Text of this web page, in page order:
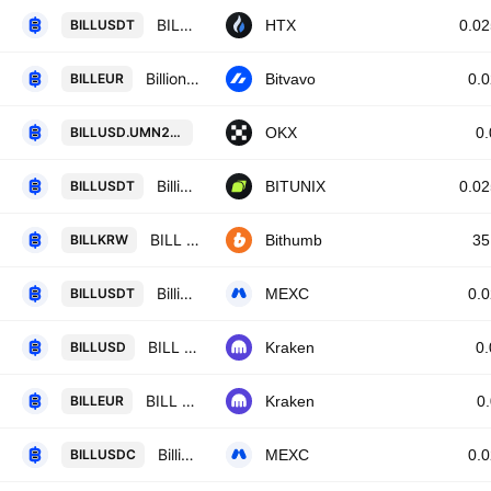
BILLUSDT BILL / Tether USD HTX
BILLEUR Billions Network / Euro Bitvavo
BILLUSD.UMN2031 BILLUSD UM X-Perp Contract (Jul
OKX
BILLUSDT Billions Network / Tether SPOT BITUNIX
BILLKRW BILL / South Korean Won Bithumb
BILLUSDT Billions / USDT MEXC
BILLUSD BILL / U. S. Dollar Kraken
BILLEUR BILL / Euro Kraken
BILLUSDC Billions / USDC MEXC